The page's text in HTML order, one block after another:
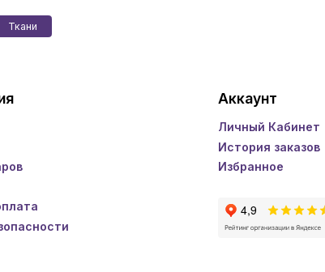
Ткани
Аккаунт
Личный Кабинет
История заказов
Избранное